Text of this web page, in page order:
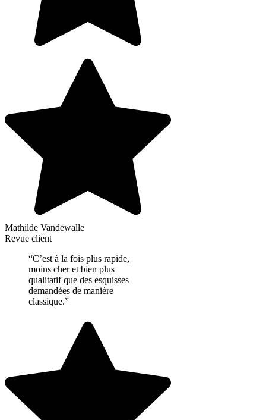
Mathilde Vandewalle
Revue client
“C’est à la fois plus rapide,
moins cher et bien plus
qualitatif que des esquisses
demandées de manière
classique.”